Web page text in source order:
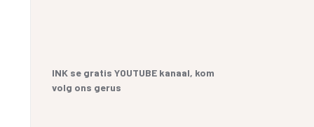
INK se gratis YOUTUBE kanaal, kom
volg ons gerus